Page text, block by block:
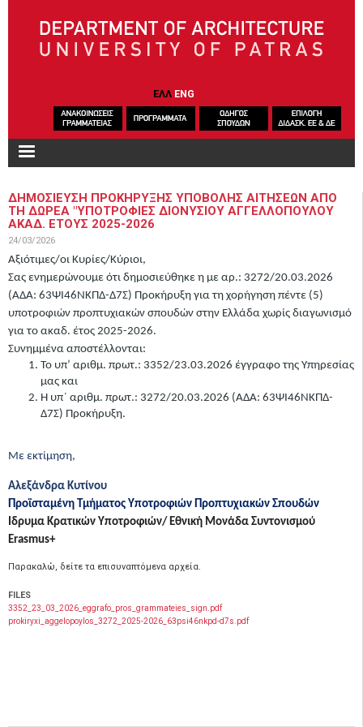
ΕΛΛ ENG
ΔΗΜΟΣΙΕΥΣΗ ΠΡΟΚΗΡΥΞΗΣ ΥΠΟΒΟΛΗΣ ΑΙΤΗΣΕΩΝ ΑΠΟ
ΤΗ ΔΩΡΕΑ "ΥΠΟΤΡΟΦΙΕΣ ΔΙΟΝΥΣΙΟΥ ΑΓΓΕΛΛΟΠΟΥΛΟΥ
ΑΚΑΔ. ΕΤΟΥΣ 2025-2026
24/03/2026
Αξιότιμες/οι Κυρίες/Κύριοι,
Σας ενημερώνουμε ότι δημοσιεύθηκε η με αρ.: 3272/20.03.2026
(ΑΔΑ: 63ΨΙ46ΝΚΠΔ-Δ7Σ) Προκήρυξη για τη χορήγηση πέντε (5)
υποτροφιών προπτυχιακών σπουδών στην Ελλάδα χωρίς διαγωνισμό
για το ακαδ. έτος 2025-2026.
Συνημμένα αποστέλλονται:
Το υπ’ αριθμ. πρωτ.: 3352/23.03.2026 έγγραφο της Υπηρεσίας
μας και
Η υπ΄ αριθμ. πρωτ.: 3272/20.03.2026 (ΑΔΑ: 63ΨΙ46ΝΚΠΔ-
Δ7Σ) Προκήρυξη.
Με εκτίμηση,
Αλεξάνδρα Κυτίνου
Προϊσταμένη Τμήματος Υποτροφιών Προπτυχιακών Σπουδών
Iδρυμα Κρατικών Υποτροφιών/ Εθνική Μονάδα Συντονισμού
Erasmus+
Παρακαλώ, δείτε τα επισυναπτόμενα αρχεία.
FILES
3352_23_03_2026_eggrafo_pros_grammateies_sign.pdf
prokiryxi_aggelopoylos_3272_2025-2026_63psi46nkpd-d7s.pdf